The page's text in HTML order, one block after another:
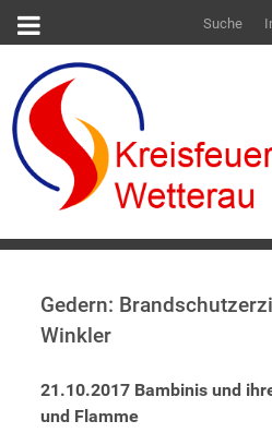
Suche
Gedern:
Winkler
21.10.2017 Bambinis und
und Flamme